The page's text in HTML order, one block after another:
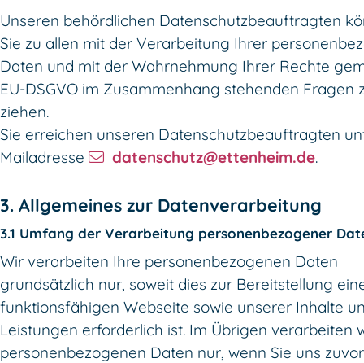
Unseren behördlichen Datenschutzbeauftragten
Sie zu allen mit der Verarbeitung Ihrer
Daten und mit der Wahrnehmung Ihrer Rechte
EU-DSGVO im Zusammenhang stehenden Fragen
ziehen.
Sie erreichen unseren Datenschutzbeauftragten
Mailadresse
datenschutz@ettenheim.de.
3. Allgemeines zur Datenverarbeitung
3.1 Umfang der Verarbeitung personenbezogener
Wir verarbeiten Ihre personenbezogenen Daten
grundsätzlich nur, soweit dies zur Bereitstellung
funktionsfähigen Webseite sowie unserer Inhalte
Leistungen erforderlich ist. Im Übrigen verarbeiten
personenbezogenen Daten nur, wenn Sie uns